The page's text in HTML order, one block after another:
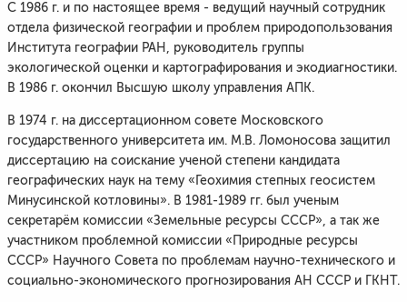
С 1986 г. и по настоящее время - ведущий научный сотрудник
отдела физической географии и проблем природопользования
Института географии РАН, руководитель группы
экологической оценки и картографирования и экодиагностики.
В 1986 г. окончил Высшую школу управления АПК.
В 1974 г. на диссертационном совете Московского
государственного университета им. М.В. Ломоносова защитил
диссертацию на соискание ученой степени кандидата
географических наук на тему «Геохимия степных геосистем
Минусинской котловины». В 1981-1989 гг. был ученым
секретарём комиссии «Земельные ресурсы СССР», а так же
участником проблемной комиссии «Природные ресурсы
СССР» Научного Совета по проблемам научно-технического и
социально-экономического прогнозирования АН СССР и ГКНТ.